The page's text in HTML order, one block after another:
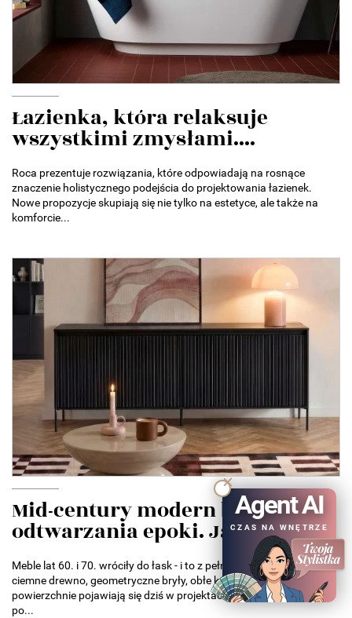
Łazienka, która relaksuje
wszystkimi zmysłami....
Roca prezentuje rozwiązania, które odpowiadają na rosnące
znaczenie holistycznego podejścia do projektowania łazienek.
Nowe propozycje skupiają się nie tylko na estetyce, ale także na
komforcie...
Mid-century modern bez
odtwarzania epoki. Jak...
Meble lat 60. i 70. wróciły do łask - i to z pełną mocą. Smukłe nóżki,
ciemne drewno, geometryczne bryły, obłe kształty i ryflowane
powierzchnie pojawiają się dziś w projektach od małych mieszkań
po...
Agent AI
CZAS NA WNĘTRZE